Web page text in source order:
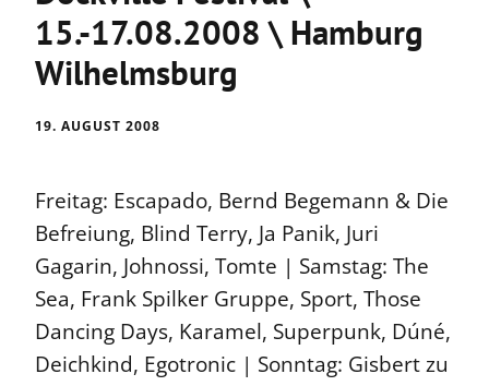
15.-17.08.2008 \ Hamburg
Wilhelmsburg
19. AUGUST 2008
Freitag: Escapado, Bernd Begemann & Die
Befreiung, Blind Terry, Ja Panik, Juri
Gagarin, Johnossi, Tomte | Samstag: The
Sea, Frank Spilker Gruppe, Sport, Those
Dancing Days, Karamel, Superpunk, Dúné,
Deichkind, Egotronic | Sonntag: Gisbert zu